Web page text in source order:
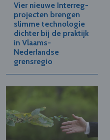
Vier nieuwe Interreg-
projecten brengen
slimme technologie
dichter bij de praktijk
in Vlaams-
Nederlandse
grensregio